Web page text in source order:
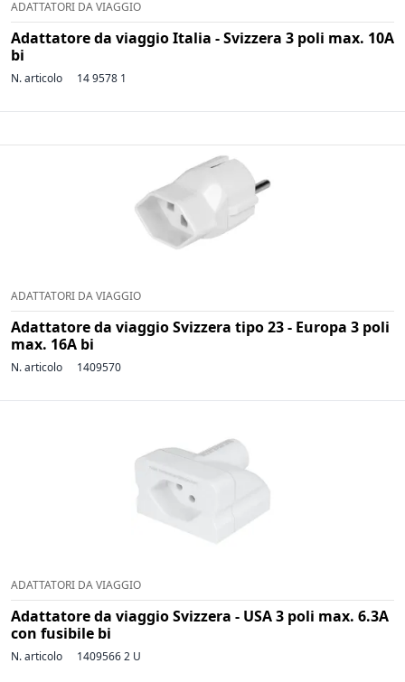
ADATTATORI DA VIAGGIO
Adattatore da viaggio Italia - Svizzera 3 poli max. 10A
bi
N. articolo 14 9578 1
ADATTATORI DA VIAGGIO
Adattatore da viaggio Svizzera tipo 23 - Europa 3 poli
max. 16A bi
N. articolo 1409570
ADATTATORI DA VIAGGIO
Adattatore da viaggio Svizzera - USA 3 poli max. 6.3A
con fusibile bi
N. articolo 1409566 2 U